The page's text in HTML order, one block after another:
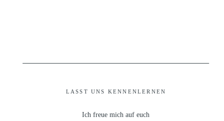
LASST UNS KENNENLERNEN
Ich freue mich auf euch